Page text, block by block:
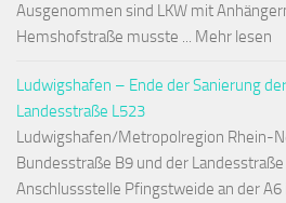
Ausgenommen sind LKW mit
Hemshofstraße musste ... Mehr lesen
Ludwigshafen – Ende der Sanierung
Landesstraße L523
Ludwigshafen/Metropolregion Rhein-
Bundesstraße B9 und der
Anschlussstelle Pfingstweide an der